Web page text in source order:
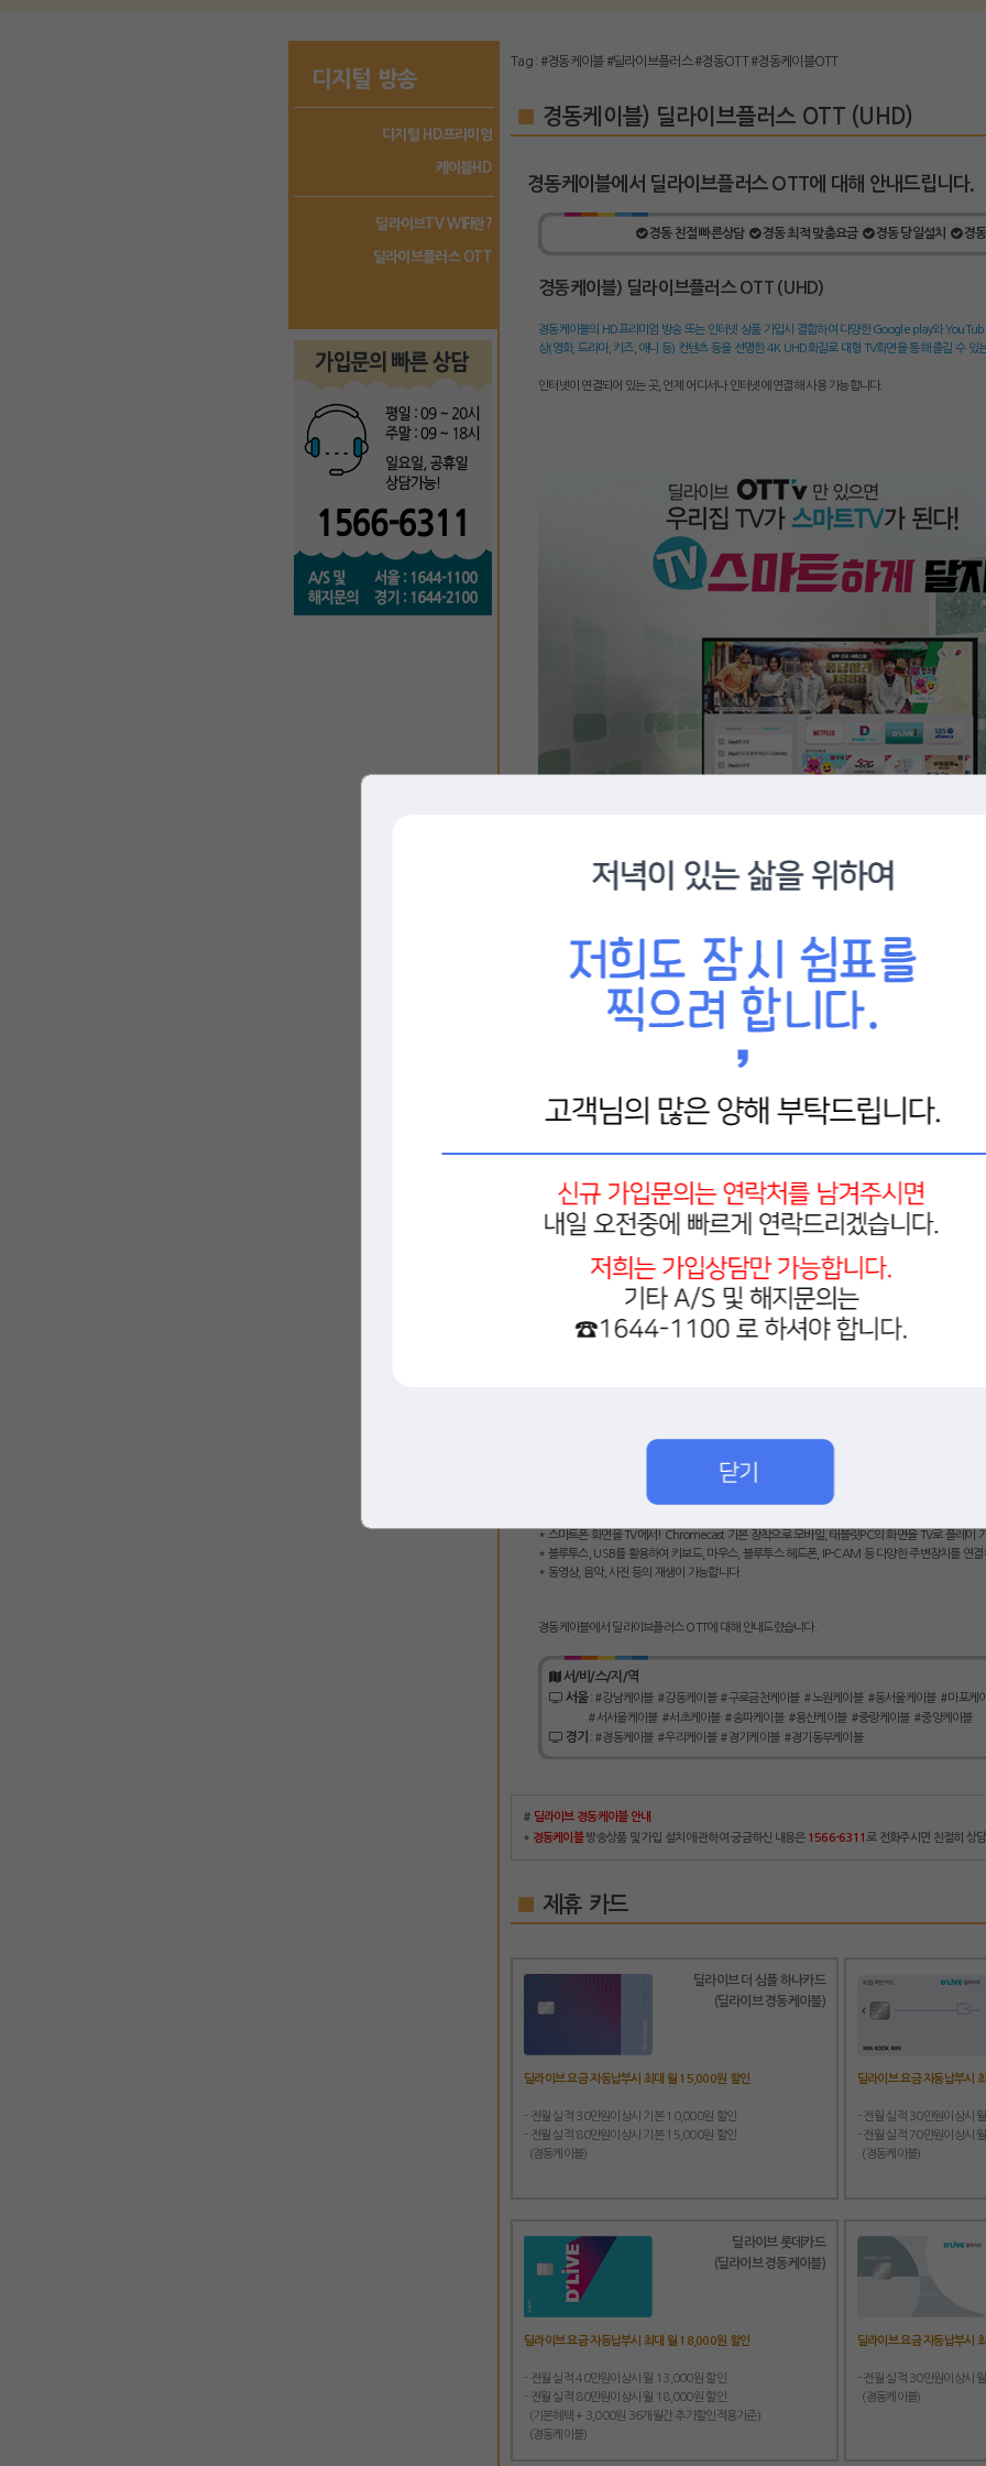
디지털 방송
디지털 HD프리미엄
케이블HD
딜라이브TV WIFI란?
딜라이브플러스 OTT
Tag : #경동케이블 #딜라이브플러스 #경동OTT #경동케이블OTT
경동케이블) 딜라이브플러스 OTT (UHD)
경동케이블에서 딜라이브플러스 OTT에 대해 안내드립니다.
경동 친절 빠른상담 경동 최적 맞춤요금 경동 당일설치 경
경동케이블) 딜라이브플러스 OTT (UHD)
경동케이블의 HD프리미엄 방송 또는 인터넷 상품 가입시 결합하여 다양한 Google play와
상(영화, 드라마, 키즈, 애니 등) 컨텐츠 등을 선명한 4K UHD화질로 대형 TV화면을 통해 즐길 수 있
인터넷이 연결되어 있는 곳, 언제 어디서나 인터넷에 연결해 사용 가능합니다.
경동케이블 경동유선 경동케이블인터넷 경동케이블방송
경동케이블) 딜라이브플러스 OTT의특징
3) 딜라이브플러스만의 특권인 "프리앱 서비스"
딜라이브플러스 App Store에서 영화, 드라마, 키즈, 애니 등 프리앱의 무료 콘텐츠를 쉽게 다운 받아
* 스마트폰 화면을 TV에서! Chromecast 기본 장착으로 모바일, 태블릿PC의 화면을 TV로 플레이
* 블루투스, USB를 활용하여 키보드, 마우스, 블루투스 헤드폰, IP-CAM 등 다양한 주변장치를 연결
* 동영상, 음악, 사진 등의 재생이 가능합니다.
경동케이블에서 딜라이브플러스 OTT에 대해 안내드렸습니다.
서/비/스/지/역
서울: #강남케이블 #강동케이블 #구로금천케이블 #노원케이블 #동서울케이블 #마포케
#서서울케이블 #서초케이블 #송파케이블 #용산케이블 #중랑케이블 #중앙케이블
경기 : #경동케이블 #우리케이블 #경기케이블 #경기동부케이블
# 딜라이브 경동케이블 안내
* 경동케이블방송상품 및 가입 설치에 관하여 궁금하신 내용은 1566-6311로 전화주시면 친절히 상
제휴 카드
딜라이브 더 심플 하나카드
(딜라이브 경동케이블)
딜라이브 요금 자동납부시 최대 월 15,000원 할인
- 전월 실적 30만원이상시 기본 10,000원 할인
- 전월 실적 80만원이상시 기본 15,000원 할인
(경동케이블)
딜라이브 요금 자동납부시
- 전월 실적 30만원이상시
- 전월 실적 70만원이상시
(경동케이블)
딜라이브 롯데카드
(딜라이브 경동케이블)
딜라이브 요금 자동납부시 최대 월 18,000원 할인
- 전월 실적 40만원이상시 월 13,000원 할인
- 전월 실적 80만원이상시 월 18,000원 할인
(기본혜택 + 3,000원 36개월간 추가할인적용기준)
(경동케이블)
딜라이브 요금 자동납부시
- 전월 실적 30만원이상시
(경동케이블)